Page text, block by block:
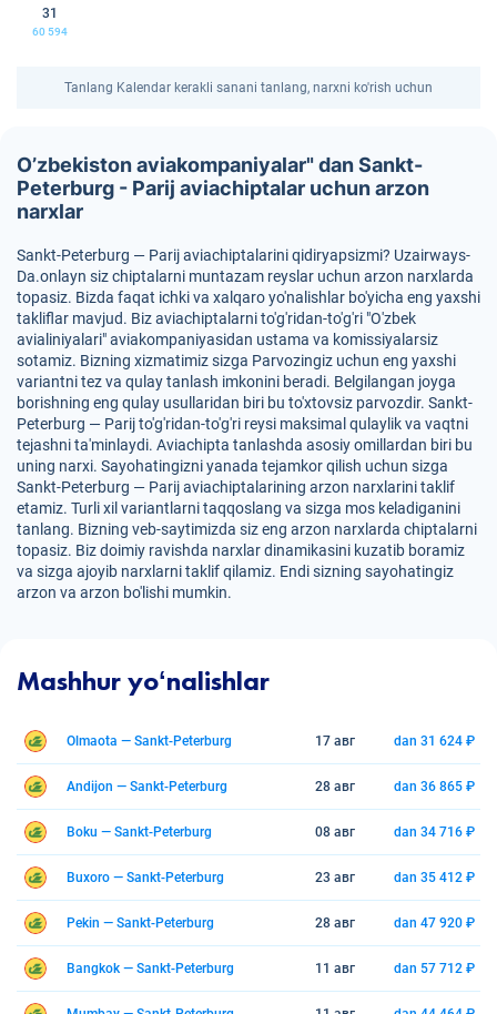
31
60 594
Tanlang Kalendar kerakli sanani tanlang, narxni ko'rish uchun
O’zbekiston aviakompaniyalar" dan Sankt-
Peterburg - Parij aviachiptalar uchun arzon
narxlar
Sankt-Peterburg — Parij aviachiptalarini qidiryapsizmi? Uzairways-
Da.onlayn siz chiptalarni muntazam reyslar uchun arzon narxlarda
topasiz. Bizda faqat ichki va xalqaro yo'nalishlar bo'yicha eng yaxshi
takliflar mavjud. Biz aviachiptalarni to'g'ridan-to'g'ri "O'zbek
avialiniyalari" aviakompaniyasidan ustama va komissiyalarsiz
sotamiz. Bizning xizmatimiz sizga Parvozingiz uchun eng yaxshi
variantni tez va qulay tanlash imkonini beradi. Belgilangan joyga
borishning eng qulay usullaridan biri bu to'xtovsiz parvozdir. Sankt-
Peterburg — Parij to'g'ridan-to'g'ri reysi maksimal qulaylik va vaqtni
tejashni ta'minlaydi. Aviachipta tanlashda asosiy omillardan biri bu
uning narxi. Sayohatingizni yanada tejamkor qilish uchun sizga
Sankt-Peterburg — Parij aviachiptalarining arzon narxlarini taklif
etamiz. Turli xil variantlarni taqqoslang va sizga mos keladiganini
tanlang. Bizning veb-saytimizda siz eng arzon narxlarda chiptalarni
topasiz. Biz doimiy ravishda narxlar dinamikasini kuzatib boramiz
va sizga ajoyib narxlarni taklif qilamiz. Endi sizning sayohatingiz
arzon va arzon bo'lishi mumkin.
Mashhur yoʻnalishlar
Olmaota — Sankt-Peterburg 17 авг dan 31 624 ₽
Andijon — Sankt-Peterburg 28 авг dan 36 865 ₽
Boku — Sankt-Peterburg 08 авг dan 34 716 ₽
Buxoro — Sankt-Peterburg 23 авг dan 35 412 ₽
Pekin — Sankt-Peterburg 28 авг dan 47 920 ₽
Bangkok — Sankt-Peterburg 11 авг dan 57 712 ₽